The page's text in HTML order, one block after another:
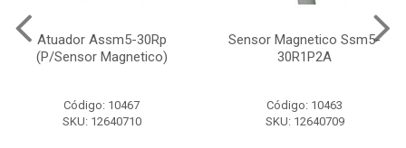
Atuador Assm5-30Rp
(P/Sensor Magnetico)
Código: 10467
SKU: 12640710
Sensor Magnetico Ssm5-
30R1P2A
Código: 10463
SKU: 12640709